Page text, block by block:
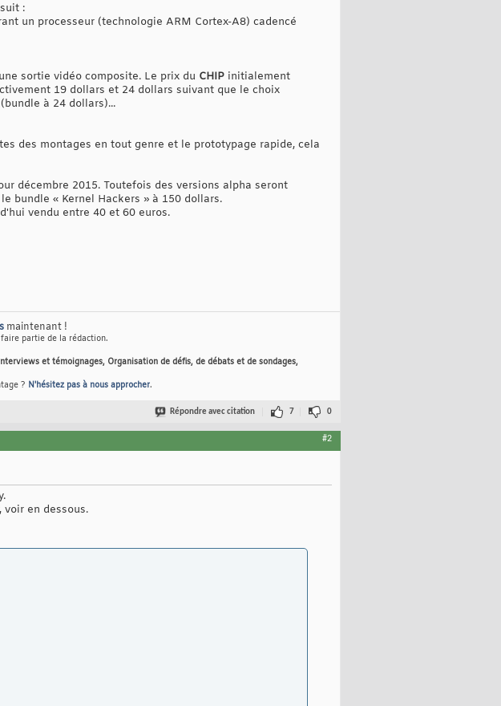
:
un processeur (technologie ARM Cortex-A8) cadencé
sortie vidéo composite. Le prix du CHIP initialement
19 dollars et 24 dollars suivant que le choix
à 24 dollars)...
des montages en tout genre et le prototypage rapide, cela
décembre 2015. Toutefois des versions alpha seront
bundle « Kernel Hackers » à 150 dollars.
vendu entre 40 et 60 euros.
maintenant !
partie de la rédaction.
et témoignages, Organisation de défis, de débats et de sondages,
? N'hésitez pas à nous approcher.
Répondre avec citation 7 0
#2
en dessous.